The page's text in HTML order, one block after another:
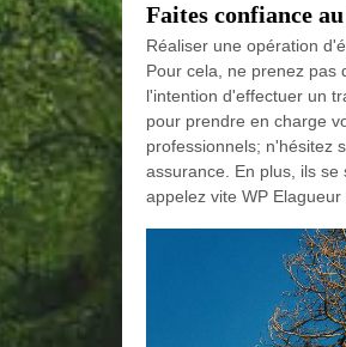
Faites confiance
Réaliser une opération
Pour cela, ne prenez pas
l'intention d'effectuer un
pour prendre en charge
professionnels; n'hésitez
assurance. En plus, ils
appelez vite WP